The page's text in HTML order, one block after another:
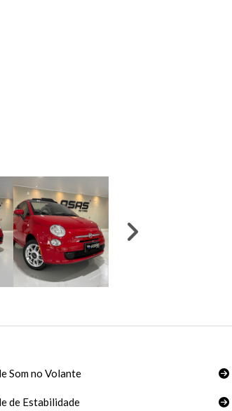
Som no Volante
de Estabilidade